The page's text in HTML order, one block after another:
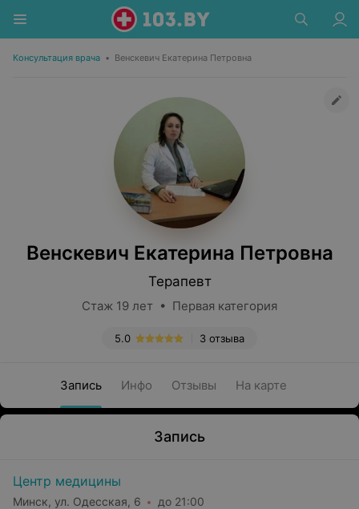
Консультация врача • Венскевич Екатерина Петровна
Венскевич Екатерина Петровна
Терапевт
Стаж 19 лет • Первая категория
3 отзыва
5.0
Запись Инфо Отзывы На карте
Запись
Центр медицины
Минск, ул. Одесская, 6 до 21:00